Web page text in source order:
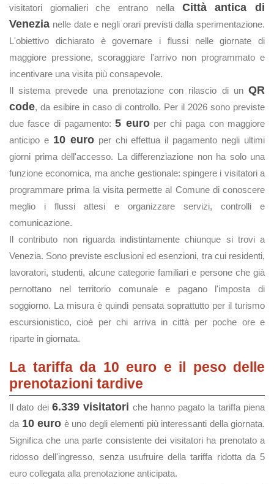
visitatori giornalieri che entrano nella Città antica di
Venezia nelle date e negli orari previsti dalla sperimentazione.
L'obiettivo dichiarato è governare i flussi nelle giornate di
maggiore pressione, scoraggiare l'arrivo non programmato e
incentivare una visita più consapevole.
Il sistema prevede una prenotazione con rilascio di un QR
code, da esibire in caso di controllo. Per il 2026 sono previste
due fasce di pagamento:5 europer chi paga con maggiore
anticipo e 10 europer chi effettua il pagamento negli ultimi
giorni prima dell'accesso. La differenziazione non ha solo una
funzione economica, ma anche gestionale: spingere i visitatori a
programmare prima la visita permette al Comune di conoscere
meglio i flussi attesi e organizzare servizi, controlli e
comunicazione.
Il contributo non riguarda indistintamente chiunque si trovi a
Venezia. Sono previste esclusioni ed esenzioni, tra cui residenti,
lavoratori, studenti, alcune categorie familiari e persone che già
pernottano nel territorio comunale e pagano l'imposta di
soggiorno. La misura è quindi pensata soprattutto per il turismo
escursionistico, cioè per chi arriva in città per poche ore e
riparte in giornata.
La tariffa da 10 euro e il peso delle
prenotazioni tardive
Il dato dei 6.339 visitatori che hanno pagato la tariffa piena
da 10 euro è uno degli elementi più interessanti della giornata.
Significa che una parte consistente dei visitatori ha prenotato a
ridosso dell'ingresso, senza usufruire della tariffa ridotta da 5
euro collegata alla prenotazione anticipata.